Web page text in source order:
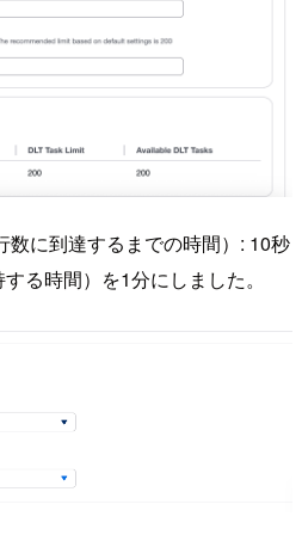
数に到達するまでの時間）: 10秒
る時間）を1分にしました。